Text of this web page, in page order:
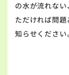
の水が流れな
ただければ問
知らせください。